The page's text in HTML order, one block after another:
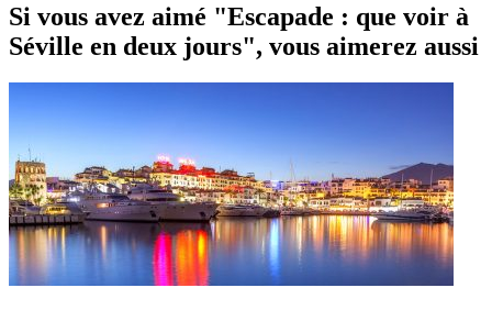
Si vous avez aimé "Escapade : que voir à
Séville en deux jours", vous aimerez aussi